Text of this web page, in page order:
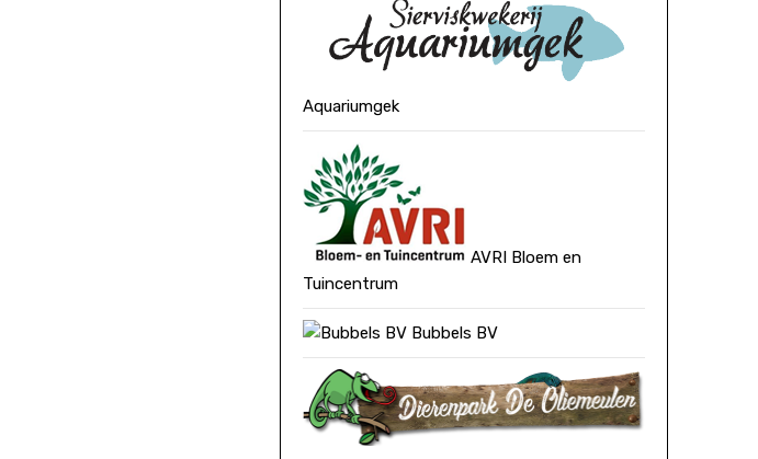
Aquariumgek
AVRI Bloem en
Tuincentrum
Bubbels BV